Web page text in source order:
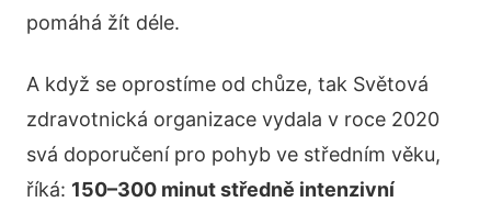
pomáhá žít déle.
A když se oprostíme od chůze, tak Světová
zdravotnická organizace vydala v roce 2020
svá doporučení pro pohyb ve středním věku,
říká: 150–300 minut středně intenzivní